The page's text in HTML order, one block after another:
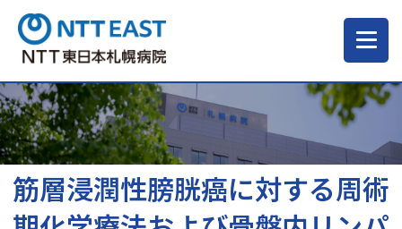
当院について
ご来院される方へ
筋層浸潤性膀胱癌に対する周術